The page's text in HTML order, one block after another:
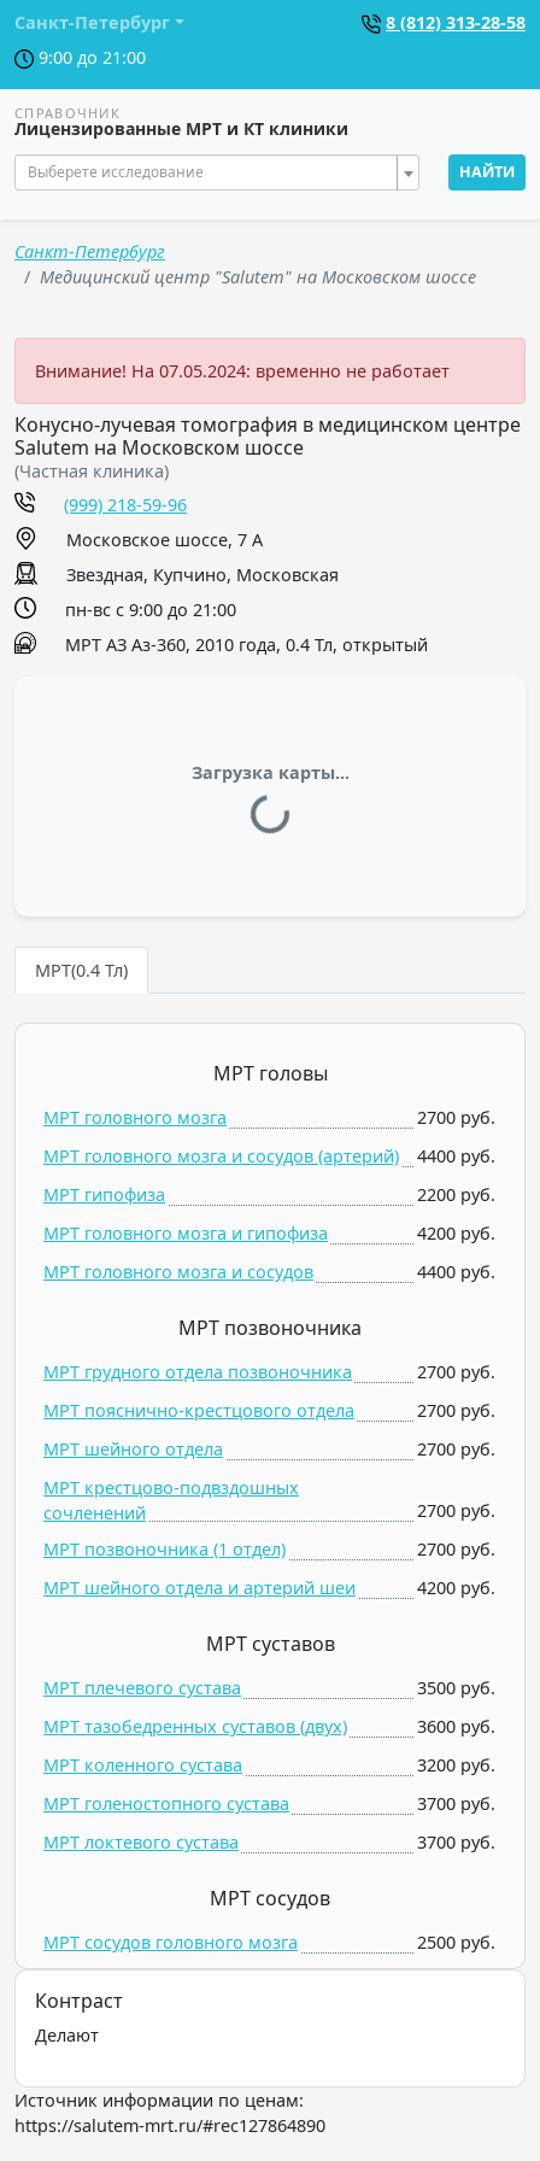
Санкт-Петербург
8 (812) 313-28-58
9:00 до 21:00
СПРАВОЧНИК
Лицензированные МРТ и КТ клиники
Выберете исследование НАЙТИ
Санкт-Петербург
Медицинский центр "Salutem" на Московском шоссе
Внимание! На 07.05.2024: временно не работает
Конусно-лучевая томография в медицинском центре
Salutem на Московском шоссе
(Частная клиника)
(999) 218-59-96
Московское шоссе, 7 А
Звездная, Купчино, Московская
пн-вс с 9:00 до 21:00
МРТ АЗ Аз-360, 2010 года, 0.4 Тл, открытый
Загрузка карты...
МРТ(0.4 Тл)
МРТ головы
МРТ головного мозга
2700 руб.
МРТ головного мозга и сосудов (артерий)
4400 руб.
МРТ гипофиза
2200 руб.
МРТ головного мозга и гипофиза
4200 руб.
МРТ головного мозга и сосудов
4400 руб.
МРТ позвоночника
МРТ грудного отдела позвоночника
2700 руб.
МРТ пояснично-крестцового отдела
2700 руб.
МРТ шейного отдела
2700 руб.
МРТ крестцово-подвздошных
сочленений
2700 руб.
МРТ позвоночника (1 отдел)
2700 руб.
МРТ шейного отдела и артерий шеи
4200 руб.
МРТ суставов
МРТ плечевого сустава
3500 руб.
МРТ тазобедренных суставов (двух)
3600 руб.
МРТ коленного сустава
3200 руб.
МРТ голеностопного сустава
3700 руб.
МРТ локтевого сустава
3700 руб.
МРТ сосудов
МРТ сосудов головного мозга 2500 руб.
Контраст
Делают
Источник информации по ценам:
https://salutem-mrt.ru/#rec127864890